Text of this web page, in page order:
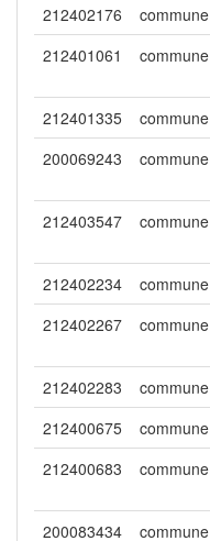
212402176 commune
212401061
commune
212401335 commune
200069243
commune
212403547 commune
212402234 commune
212402267
commune
212402283 commune
212400675
commune
212400683
commune
200083434 commune